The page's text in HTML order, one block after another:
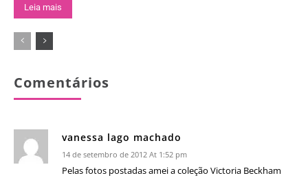
Leia mais
Comentários
vanessa lago machado
14 de setembro de 2012 At 1:52 pm
Pelas fotos postadas amei a coleção Victoria Beckham